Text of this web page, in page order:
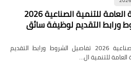
وظائف الهيئة العامة للتنمية الصناعية 2026
ورابط التقديم لوظيفة سائق
وظائف الهيئة العامة للتنمية الصناعية 2026 تفاصيل الشروط ورابط التقديم
للتنمية ال…